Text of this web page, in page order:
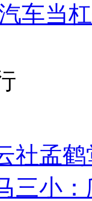
车当
社孟
三小